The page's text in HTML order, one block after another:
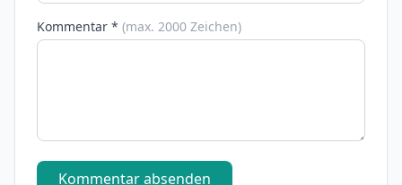
Kommentar * (max. 2000 Zeichen)
Kommentar absenden